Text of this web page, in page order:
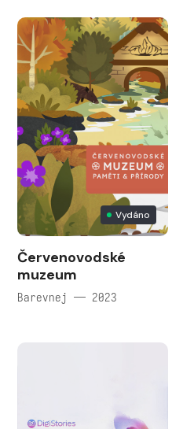
Vydáno
Červenovodské
muzeum
Barevnej — 2023